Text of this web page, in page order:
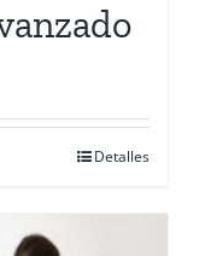
Detalles